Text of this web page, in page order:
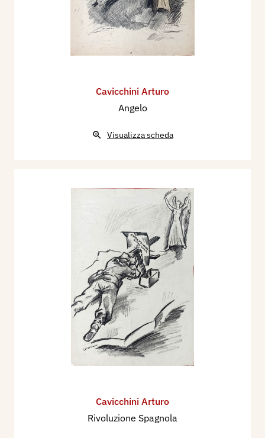
Cavicchini Arturo
Angelo
Visualizza scheda
Cavicchini Arturo
Rivoluzione Spagnola